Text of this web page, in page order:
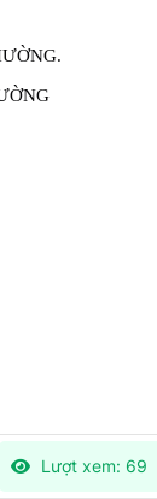
Lượt xem: 69